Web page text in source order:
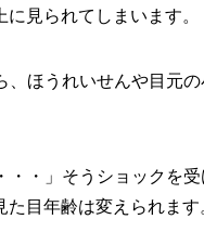
見られてしまいます。
ほうれいせんや目元
・・」そうショックを
目年齢は変えられます